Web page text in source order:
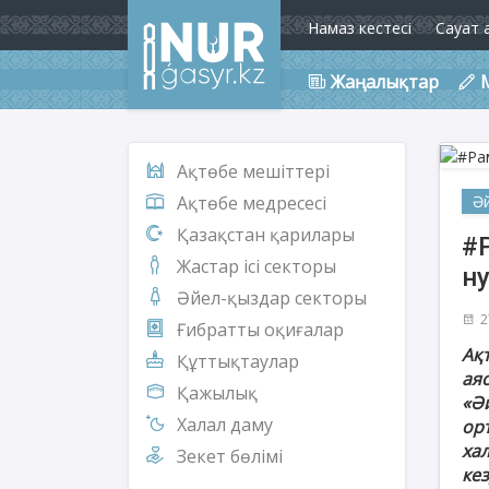
Намаз кестесі Сауат
Жаңалықтар
Ақтөбе мешіттері
Ақтөбе медресесі
Қазақстан қарилары
Жастар ісі секторы
Әйел-қыздар секторы
Ғибратты оқиғалар
Құттықтаулар
Қажылық
Халал даму
Зекет бөлімі